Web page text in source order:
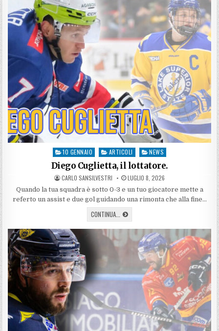
Posted
in
10 GENNAIO ARTICOLI NEWS
Diego Cuglietta, il lottatore.
AUTHOR:
CARLO SANSILVESTRI PUBLISHED
DATE:
LUGLIO 8, 2026
Quando la tua squadra è sotto 0-3 e un tuo giocatore mette a
referto un assist e due gol guidando una rimonta che alla fine…
CONTINUA... DIEGO
CUGLIETTA,
LOTTATORE.